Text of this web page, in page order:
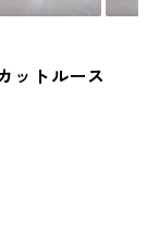
ットルース